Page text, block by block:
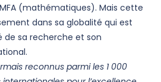
(mathématiques). Mais cette
dans sa globalité qui est
de sa recherche et son
reconnus parmi les 1 000